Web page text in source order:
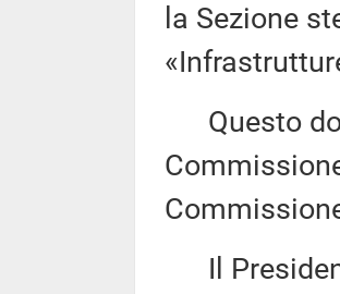
la Sezione
Questo
Il